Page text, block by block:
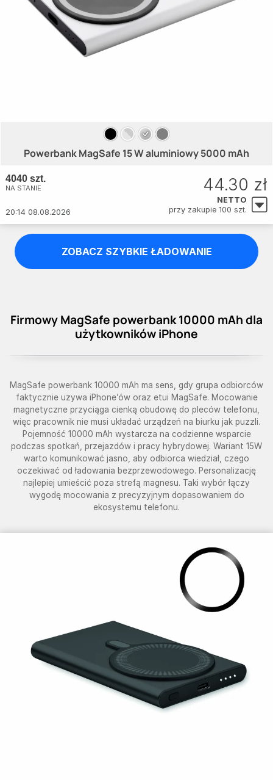
Powerbank MagSafe 15 W aluminiowy 5000 mAh
4040 szt.
NA STANIE
20:14 08.08.2026
44.30 zł
NETTO
przy zakupie 100 szt.
ZOBACZ SZYBKIE ŁADOWANIE
Firmowy MagSafe powerbank 10000 mAh dla
użytkowników iPhone
MagSafe powerbank 10000 mAh ma sens, gdy grupa odbiorców
faktycznie używa iPhone’ów oraz etui MagSafe. Mocowanie
magnetyczne przyciąga cienką obudowę do pleców telefonu,
więc pracownik nie musi układać urządzeń na biurku jak puzzli.
Pojemność 10000 mAh wystarcza na codzienne wsparcie
podczas spotkań, przejazdów i pracy hybrydowej. Wariant 15W
warto komunikować jasno, aby odbiorca wiedział, czego
oczekiwać od ładowania bezprzewodowego. Personalizację
najlepiej umieścić poza strefą magnesu. Taki wybór łączy
wygodę mocowania z precyzyjnym dopasowaniem do
ekosystemu telefonu.